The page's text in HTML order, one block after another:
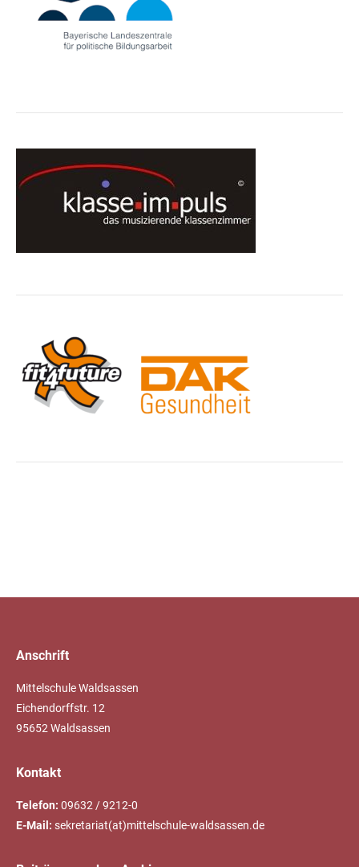
Anschrift
Mittelschule Waldsassen
Eichendorffstr. 12
95652 Waldsassen
Kontakt
Telefon: 09632 / 9212-0
E-Mail: sekretariat(at)mittelschule-waldsassen.de